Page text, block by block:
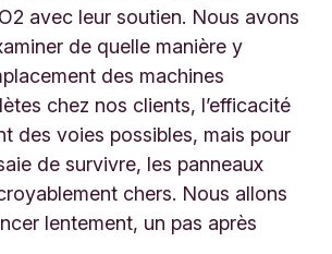
avec leur soutien. Nous avons
de quelle manière y
des machines
chez nos clients, l’efficacité
des voies possibles, mais pour
de survivre, les panneaux
chers. Nous allons
lentement, un pas après